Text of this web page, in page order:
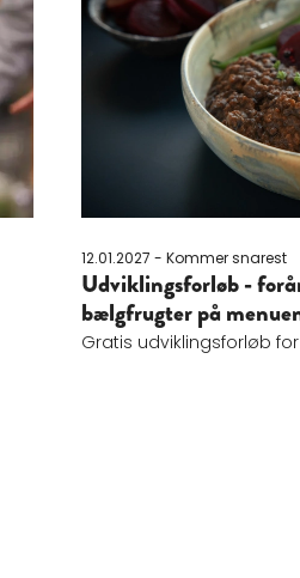
12.01.2027 - Kommer snarest
Udviklingsforløb -
bælgfrugter på
Gratis udviklingsforløb